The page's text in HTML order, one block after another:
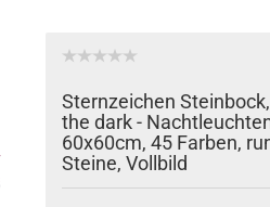
Sternzeichen
the dark -
60x60cm, 45 Farben,
Steine, Vollbild